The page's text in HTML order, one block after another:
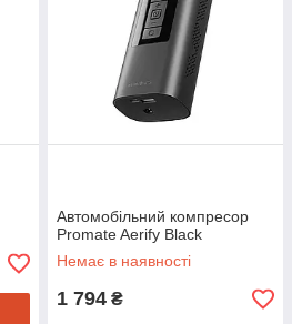
Автомобільний компресор
Promate Aerify Black
Немає в наявності
1 794 ₴